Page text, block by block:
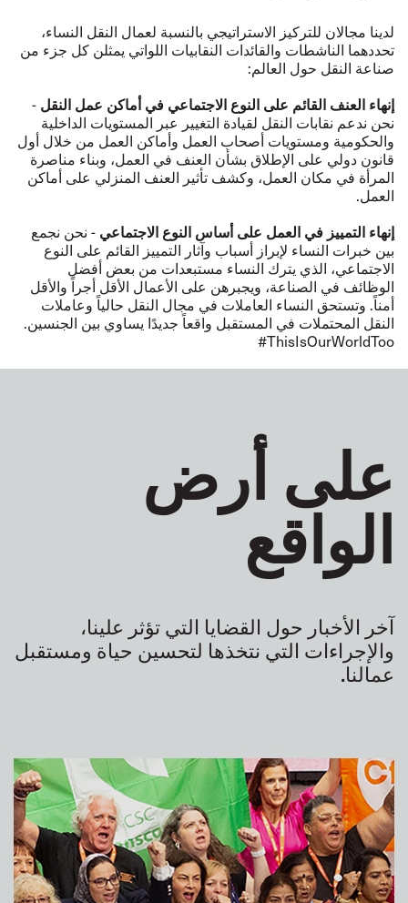
لدينا مجالان للتركيز الاستراتيجي بالنسبة لعمال النقل النساء،
تحددهما الناشطات والقائدات النقابيات اللواتي يمثلن كل جزء من
صناعة النقل حول العالم:
إنهاء العنف القائم على النوع الاجتماعي في أماكن عمل النقل -
نحن ندعم نقابات النقل لقيادة التغيير عبر المستويات الداخلية
والحكومية ومستويات أصحاب العمل وأماكن العمل من خلال أول
قانون دولي على الإطلاق بشأن العنف في العمل، وبناء مناصرة
المرأة في مكان العمل، وكشف تأثير العنف المنزلي على أماكن
العمل.
إنهاء التمييز في العمل على أساس النوع الاجتماعي - نحن نجمع
بين خبرات النساء لإبراز أسباب وآثار التمييز القائم على النوع
الاجتماعي، الذي يترك النساء مستبعدات من بعض أفضل
الوظائف في الصناعة، ويجبرهن على الأعمال الأقل أجراً والأقل
أمناً. وتستحق النساء العاملات في مجال النقل حالياً وعاملات
النقل المحتملات في المستقبل واقعاً جديدًا يساوي بين الجنسين.
‎#ThisIsOurWorldToo
على أرض
الواقع
آخر الأخبار حول القضايا التي تؤثر علينا،
والإجراءات التي نتخذها لتحسين حياة ومستقبل
عمالنا.